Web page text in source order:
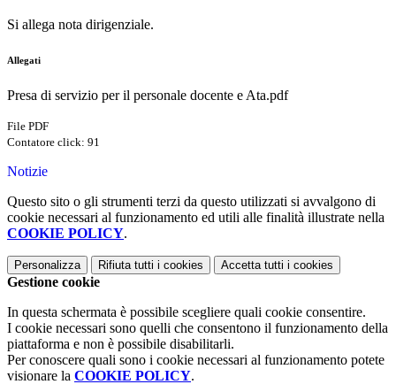
Si allega nota dirigenziale.
Allegati
Presa di servizio per il personale docente e Ata.pdf
File PDF
Contatore click: 91
Notizie
Questo sito o gli strumenti terzi da questo utilizzati si avvalgono di
cookie necessari al funzionamento ed utili alle finalità illustrate nella
COOKIE POLICY.
Personalizza Rifiuta tutti i cookies Accetta tutti i cookies
Gestione cookie
In questa schermata è possibile scegliere quali cookie consentire.
I cookie necessari sono quelli che consentono il funzionamento della
piattaforma e non è possibile disabilitarli.
Per conoscere quali sono i cookie necessari al funzionamento potete
visionare la COOKIE POLICY.